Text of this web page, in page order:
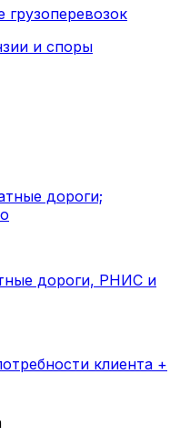
и споры
дороги;
дороги, РНИС и
клиента +